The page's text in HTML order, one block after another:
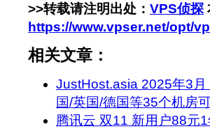
>>转载请注明出处： VPS侦探
https://www.vpser.net/opt/
相关文章：
JustHost.asia 2025年3
国/英国/德国等35个机房
腾讯云 双11 新用户88元